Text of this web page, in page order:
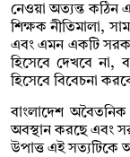
নেওয়া অত্যন্ত কঠিন
শিক্ষক নীতিমালা,
এবং এমন একটি
হিসেবে দেখবে না,
হিসেবে বিবেচনা
বাংলাদেশ
অবস্থান করছে এবং
উপাত্ত এই সত্যটিকে